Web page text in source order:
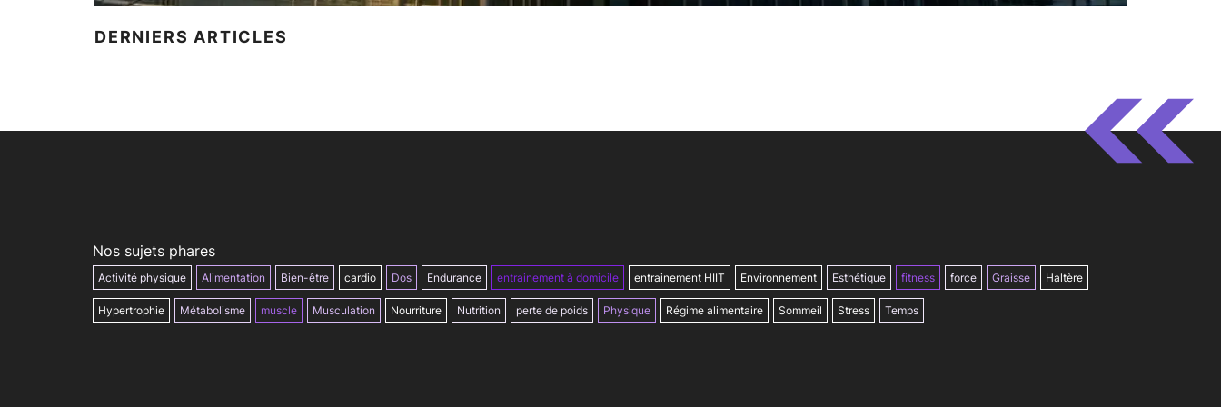
DERNIERS ARTICLES
Nos sujets phares
Activité physique Alimentation Bien-être cardio Dos Endurance entrainement à domicile entrainement HIIT Environnement Esthétique fitness force Graisse Haltère
Hypertrophie Métabolisme muscle Musculation Nourriture Nutrition perte de poids Physique Régime alimentaire Sommeil Stress Temps